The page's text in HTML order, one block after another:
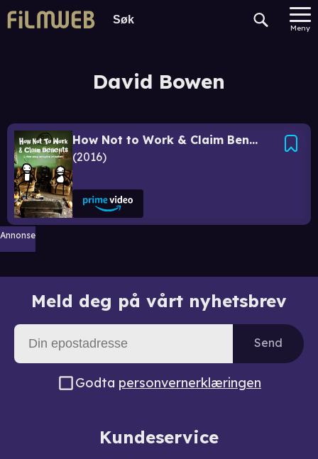
Meny
David Bowen
How Not to Work & Claim Benefits... (and Other Useful Information for Wasters)
2016
Annonse
Meld deg på vårt nyhetsbrev
Send
Godta personvernerklæringen
Kundeservice